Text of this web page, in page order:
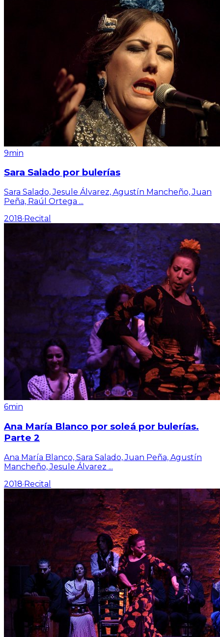
9min
Sara Salado por bulerías
Sara Salado, Jesule Álvarez, Agustín Mancheño, Juan
Peña, Raúl Ortega ...
2018· Recital
6min
Ana María Blanco por soleá por bulerías.
Parte 2
Ana María Blanco, Sara Salado, Juan Peña, Agustín
Mancheño, Jesule Álvarez ...
2018·Recital